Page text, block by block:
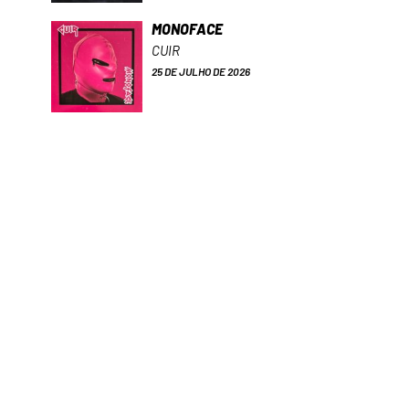
MONOFACE
CUIR
25 DE JULHO DE 2026